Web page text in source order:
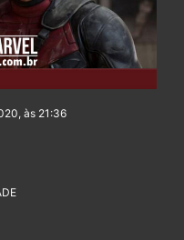
às 21:36